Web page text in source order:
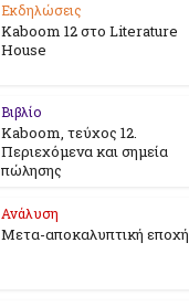
Εκδηλώσεις
Kaboom 12 στο Literature
House
Βιβλίο
Kaboom, τεύχος 12.
Περιεχόμενα και σημεία
πώλησης
Ανάλυση
Μετα-αποκαλυπτική εποχή